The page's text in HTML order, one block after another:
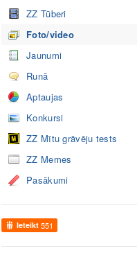
ZZ Tūberi
Foto/video
Jaunumi
Runā
Aptaujas
Konkursi
ZZ Mītu grāvēju tests
ZZ Memes
Pasākumi
Ieteikt 551